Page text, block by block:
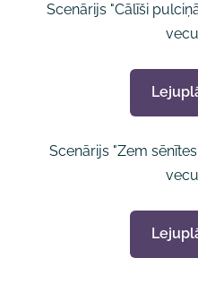
Scenārijs "Cālīši
Scenārijs "Zem